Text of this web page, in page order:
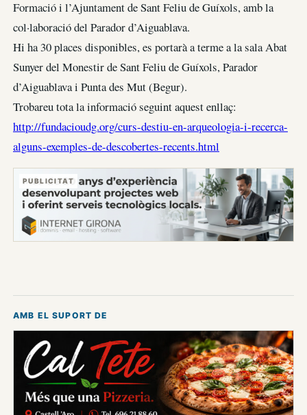
Formació i l’Ajuntament de Sant Feliu de Guíxols, amb la
col·laboració del Parador d’Aiguablava.
Hi ha 30 places disponibles, es portarà a terme a la sala Abat
Sunyer del Monestir de Sant Feliu de Guíxols, Parador
d’Aiguablava i Punta des Mut (Begur).
Trobareu tota la informació seguint aquest enllaç:
http://fundacioudg.org/curs-destiu-en-arqueologia-i-recerca-
alguns-exemples-de-descobertes-recents.html
PUBLICITAT
AMB EL SUPORT DE